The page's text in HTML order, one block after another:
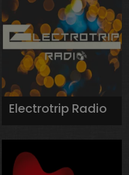
Electrotrip Radio